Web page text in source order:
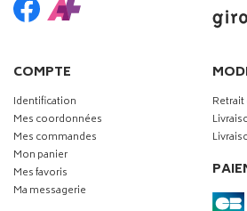
COMPTE
Identification
Mes coordonnées
Mes commandes
Mon panier
Mes favoris
Ma messagerie